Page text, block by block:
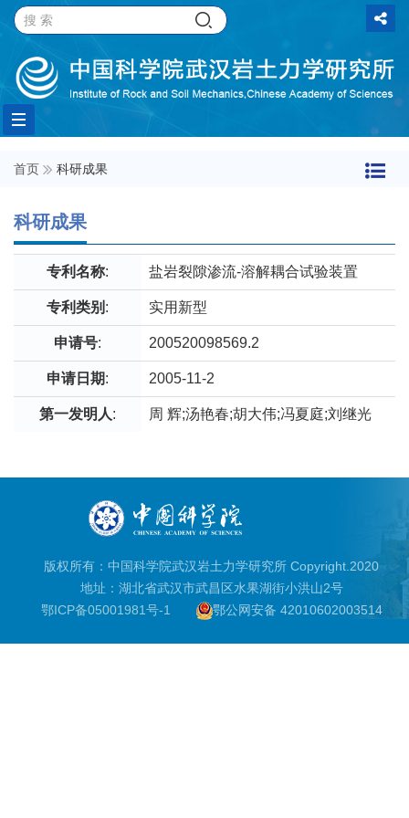
Toggle
navigation
首页 科研成果
科研成果
专利名称: 盐岩裂隙渗流-溶解耦合试验装置
专利类别 : 实用新型
申请号: 200520098569.2
申请日期: 2005-11-2
第一发明人: 周 辉;汤艳春;胡大伟;冯夏庭;刘继光
版权所有：中国科学院武汉岩土力学研究所 Copyright.2020
地址：湖北省武汉市武昌区水果湖街小洪山2号
鄂ICP备05001981号-1
鄂公网安备 42010602003514